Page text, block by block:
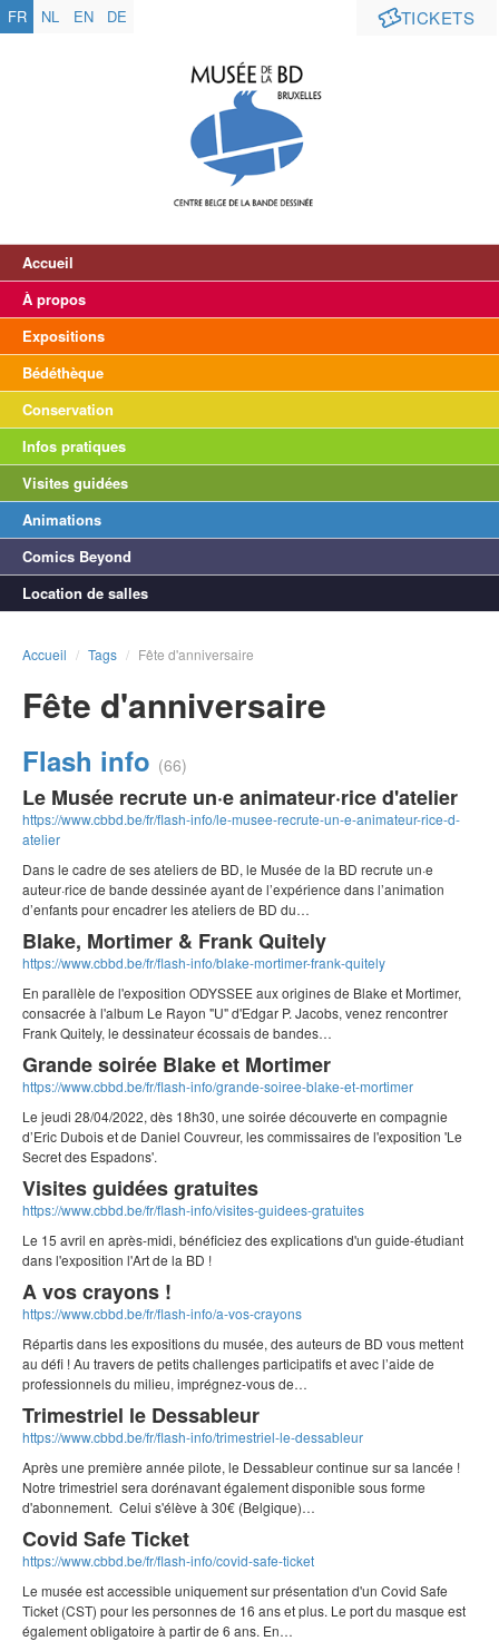
TICKETS
FR NL EN DE
Accueil
À propos
Expositions
Bédéthèque
Conservation
Infos pratiques
Visites guidées
Animations
Comics Beyond
Location de salles
Accueil / Tags / Fête d'anniversaire
Fête d'anniversaire
Flash info (66)
Le Musée recrute un·e animateur·rice d'atelier
https://www.cbbd.be/fr/flash-info/le-musee-recrute-un-e-animateur-rice-d-
atelier
Dans le cadre de ses ateliers de BD, le Musée de la BD recrute un·e
auteur·rice de bande dessinée ayant de l’expérience dans l’animation
d’enfants pour encadrer les ateliers de BD du…
Blake, Mortimer & Frank Quitely
https://www.cbbd.be/fr/flash-info/blake-mortimer-frank-quitely
En parallèle de l'exposition ODYSSEE aux origines de Blake et Mortimer,
consacrée à l'album Le Rayon "U" d'Edgar P. Jacobs, venez rencontrer
Frank Quitely, le dessinateur écossais de bandes…
Grande soirée Blake et Mortimer
https://www.cbbd.be/fr/flash-info/grande-soiree-blake-et-mortimer
Le jeudi 28/04/2022, dès 18h30, une soirée découverte en compagnie
d’Eric Dubois et de Daniel Couvreur, les commissaires de l'exposition 'Le
Secret des Espadons'.
Visites guidées gratuites
https://www.cbbd.be/fr/flash-info/visites-guidees-gratuites
Le 15 avril en après-midi, bénéficiez des explications d'un guide-étudiant
dans l'exposition l'Art de la BD !
A vos crayons !
https://www.cbbd.be/fr/flash-info/a-vos-crayons
Répartis dans les expositions du musée, des auteurs de BD vous mettent
au défi ! Au travers de petits challenges participatifs et avec l’aide de
professionnels du milieu, imprégnez-vous de…
Trimestriel le Dessableur
https://www.cbbd.be/fr/flash-info/trimestriel-le-dessableur
Après une première année pilote, le Dessableur continue sur sa lancée !
Notre trimestriel sera dorénavant également disponible sous forme
d'abonnement. Celui s'élève à 30€ (Belgique)…
Covid Safe Ticket
https://www.cbbd.be/fr/flash-info/covid-safe-ticket
Le musée est accessible uniquement sur présentation d'un Covid Safe
Ticket (CST) pour les personnes de 16 ans et plus. Le port du masque est
également obligatoire à partir de 6 ans. En…